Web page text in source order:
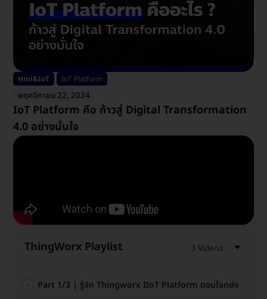
Hmi&IoT IoT Platform
พฤศจิกายน 22, 2024
IoT Platform คือ ก้าวสู่ Digital Transformation
4.0 อย่างมั่นใจ
ThingWorx Playlist 3 Videos
Part 1/3 | รู้จัก Thingworx IIoT Platform ตอบโจทย์งานทางด้